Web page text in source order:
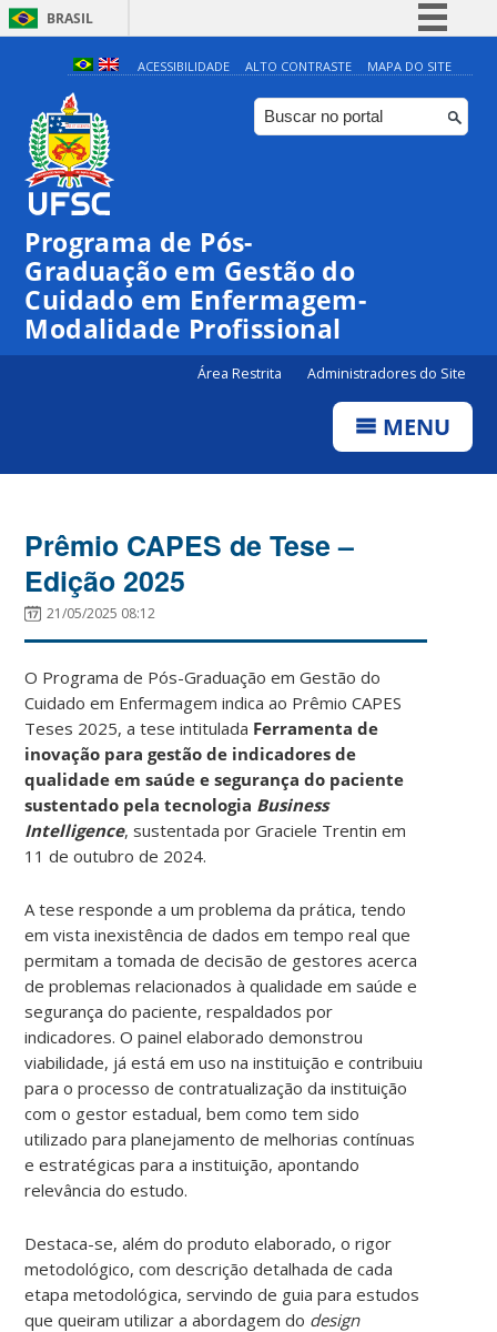
BRASIL
Simplifique!
Comunica BR
Participe
ACESSIBILIDADE ALTO CONTRASTE MAPA DO SITE
Programa de Pós-
Graduação em Gestão do
Cuidado em Enfermagem-
Modalidade Profissional
Área Restrita Administradores do Site
MENU
Prêmio CAPES de Tese –
Edição 2025
21/05/2025 08:12
O Programa de Pós-Graduação em Gestão do
Cuidado em Enfermagem indica ao Prêmio CAPES
Teses 2025, a tese intitulada Ferramenta de
inovação para gestão de indicadores de
qualidade em saúde e segurança do paciente
sustentado pela tecnologia Business
Intelligence, sustentada por Graciele Trentin em
11 de outubro de 2024.
A tese responde a um problema da prática, tendo
em vista inexistência de dados em tempo real que
permitam a tomada de decisão de gestores acerca
de problemas relacionados à qualidade em saúde e
segurança do paciente, respaldados por
indicadores. O painel elaborado demonstrou
viabilidade, já está em uso na instituição e contribuiu
para o processo de contratualização da instituição
com o gestor estadual, bem como tem sido
utilizado para planejamento de melhorias contínuas
e estratégicas para a instituição, apontando
relevância do estudo.
Destaca-se, além do produto elaborado, o rigor
metodológico, com descrição detalhada de cada
etapa metodológica, servindo de guia para estudos
que queiram utilizar a abordagem do design